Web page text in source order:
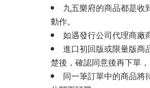
九五樂府的商品都是收
動作。
如遇發行公司代理商廠
進口初回版或限量版商
楚後，確認同意後再下單，
同一筆訂單中的商品將